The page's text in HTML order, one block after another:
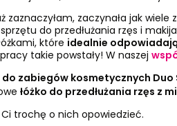
zaznaczyłam, zaczynała jak
do przedłużania rzęs i
które idealnie
takie powstały! W naszej
zabiegów kosmetycznych Duo
łóżko do przedłużania rzęs z
trochę o nich opowiedzieć.